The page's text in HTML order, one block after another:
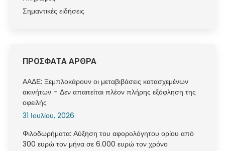
Σημαντικές ειδήσεις
ΠΡΟΣΦΑΤΑ ΑΡΘΡΑ
ΑΑΔΕ: Ξεμπλοκάρουν οι μεταβιβάσεις κατασχεμένων
ακινήτων – Δεν απαιτείται πλέον πλήρης εξόφληση της
οφειλής
31 Ιουλίου, 2026
Φιλοδωρήματα: Αύξηση του αφορολόγητου ορίου από
300 ευρώ τον μήνα σε 6.000 ευρώ τον χρόνο